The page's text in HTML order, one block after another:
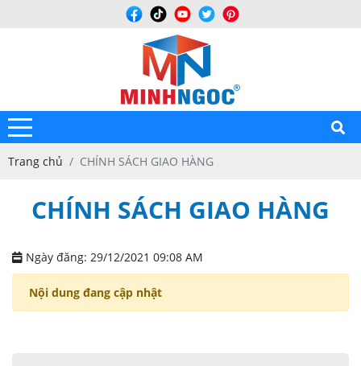
Trang chủ CHÍNH SÁCH GIAO HÀNG
CHÍNH SÁCH GIAO HÀNG
Ngày đăng: 29/12/2021 09:08 AM
Nội dung đang cập nhật